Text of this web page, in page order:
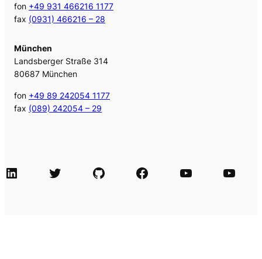
fon +49 931 466216 1177
fax (0931) 466216 – 28
München
Landsberger Straße 314
80687 München
fon +49 89 242054 1177
fax (089) 242054 – 29
LinkedIn Twitter GitHub Facebook Agile Videos Tech-Videos